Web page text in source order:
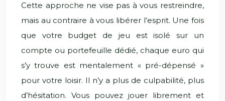
Cette approche ne vise pas à vous restreindre,
mais au contraire à vous libérer l’esprit. Une fois
que votre budget de jeu est isolé sur un
compte ou portefeuille dédié, chaque euro qui
s’y trouve est mentalement « pré-dépensé »
pour votre loisir. Il n’y a plus de culpabilité, plus
d’hésitation. Vous pouvez jouer librement et